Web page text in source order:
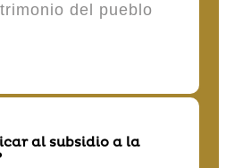
del pueblo
al subsidio a la